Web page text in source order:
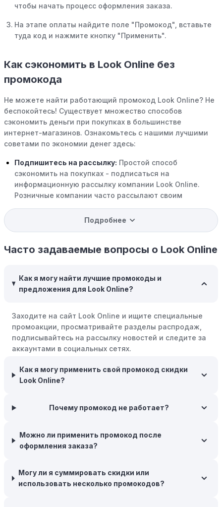
чтобы начать процесс оформления заказа.
На этапе оплаты найдите поле "Промокод", вставьте
туда код и нажмите кнопку "Применить".
Как сэкономить в Look Online без
промокода
Не можете найти работающий промокод Look Online? Не
беспокойтесь! Существует множество способов
сэкономить деньги при покупках в большинстве
интернет-магазинов. Ознакомьтесь с нашими лучшими
советами по экономии денег здесь:
Подпишитесь на рассылку: Простой способ
сэкономить на покупках - подписаться на
информационную рассылку компании Look Online.
Розничные компании часто рассылают своим
доступ к распродажам.
компании Look Online есть программы поощрения,
позволяющие зарабатывать баллы или cashback на
скидки или будущие покупки.
пятница" или сезонными акциями. В такие периоды
розничные компании часто предлагают значительные
скидки.
добавьте товары в корзину и оставьте их на день или
два. В некоторых случаях существует большая
Look Online, могут прислать вам код скидки, чтобы
Межсезонные покупки:Приобретайте товары во
время межсезонных распродаж, когда магазины
товары на следующий сезон, когда они будут в
продаже.
Подробнее
Часто задаваемые вопросы о Look Online
Как я могу найти лучшие промокоды и
предложения для Look Online?
Заходите на сайт Look Online и ищите специальные
промоакции, просматривайте разделы распродаж,
подписывайтесь на рассылку новостей и следите за
аккаунтами в социальных сетях.
Как я могу применить свой промокод скидки
Look Online?
Почему промокод не работает?
Можно ли применить промокод после
оформления заказа?
Могу ли я суммировать скидки или
использовать несколько промокодов?